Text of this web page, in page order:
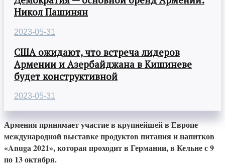
Никол Пашинян
2023-05-31
США ожидают, что встреча лидеров
Армении и Азербайджана в Кишиневе
будет конструктивной
2023-05-31
Армения принимает участие в крупнейшей в Европе
международной выставке продуктов питания и напитков
«Anuga 2021», которая проходит в Германии, в Кельне с 9
по 13 октября.